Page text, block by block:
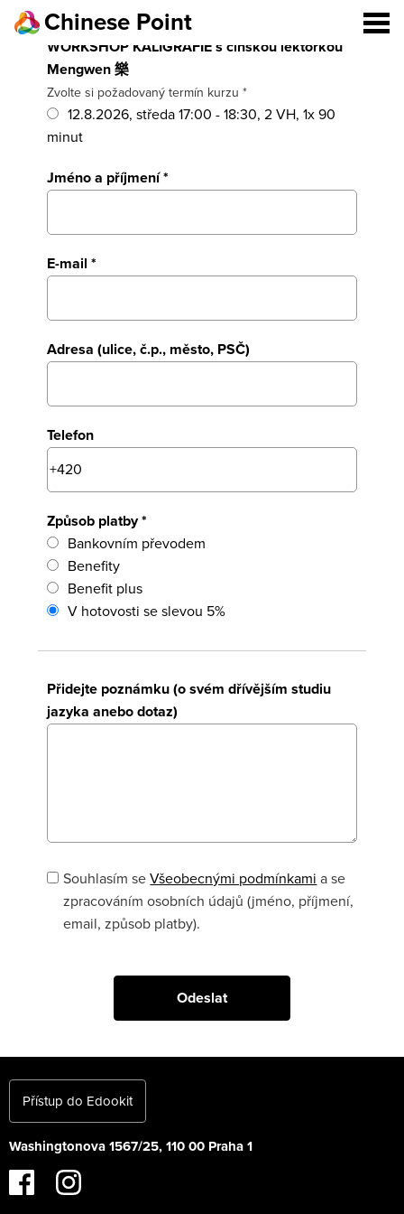
Chinese Point
WORKSHOP KALIGRAFIE s čínskou lektorkou
Mengwen 樂
Zvolte si požadovaný termín kurzu *
12.8.2026, středa 17:00 - 18:30, 2 VH, 1x 90
minut
Jméno a příjmení *
E-mail *
Adresa (ulice, č.p., město, PSČ)
Telefon
Způsob platby *
Bankovním převodem
Benefity
Benefit plus
V hotovosti se slevou 5%
Přidejte poznámku (o svém dřívějším studiu
jazyka anebo dotaz)
Souhlasím seVšeobecnými podmínkami a se
zpracováním osobních údajů (jméno, příjmení,
email, způsob platby).
Přístup do Edookit
Washingtonova 1567/25, 110 00 Praha 1